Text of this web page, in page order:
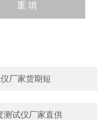
厂家货期短
测试仪厂家直供